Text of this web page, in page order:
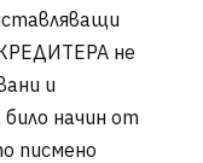
не
и
начин от
писмено